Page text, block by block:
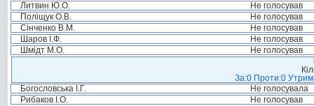
Литвин Ю.О.
Не голосував
Поліщук О.В.
Не голосував
Сінченко В.М.
Не голосував
Шаров І.Ф.
Не голосував
Шмідт М.О.
Не голосував
За:0 Проти:0
Богословська І.Г.
Не голосувала
Рибаков І.О.
Не голосував